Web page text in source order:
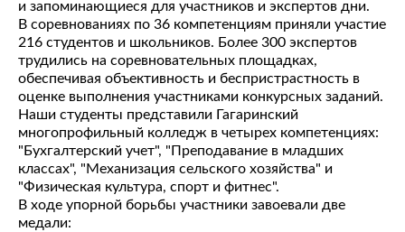
и запоминающиеся для участников и экспертов дни.
В соревнованиях по 36 компетенциям приняли участие
216 студентов и школьников. Более 300 экспертов
трудились на соревновательных площадках,
обеспечивая объективность и беспристрастность в
оценке выполнения участниками конкурсных заданий.
Наши студенты представили Гагаринский
многопрофильный колледж в четырех компетенциях:
"Бухгалтерский учет", "Преподавание в младших
классах", "Механизация сельского хозяйства" и
"Физическая культура, спорт и фитнес".
В ходе упорной борьбы участники завоевали две
медали: